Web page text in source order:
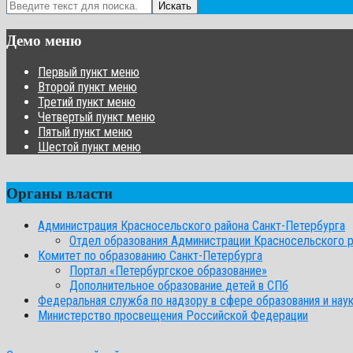
Искать
Демо меню
Первый пункт меню
Второй пункт меню
Третий пункт меню
Четвертый пункт меню
Пятый пункт меню
Шестой пункт меню
Органы власти
Администрация Красносельского района Санкт-Петербурга
Отдел образования Администрации Красносельского
Комитет по образованию Санкт-Петербурга
Портал «Петербургское образование»
Дополнительное образование детей в СПб
Федеральная служба по надзору в сфере образования и
Министерство просвещения Российской Федерации